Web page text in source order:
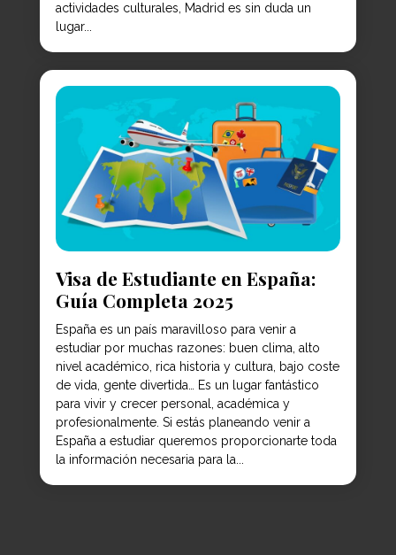
actividades culturales, Madrid es sin duda un
lugar...
Visa de Estudiante en España:
Guía Completa 2025
España es un país maravilloso para venir a
estudiar por muchas razones: buen clima, alto
nivel académico, rica historia y cultura, bajo coste
de vida, gente divertida… Es un lugar fantástico
para vivir y crecer personal, académica y
profesionalmente. Si estás planeando venir a
España a estudiar queremos proporcionarte toda
la información necesaria para la...